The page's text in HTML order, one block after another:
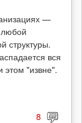
—
структуры.
вся
этом "извне".
8